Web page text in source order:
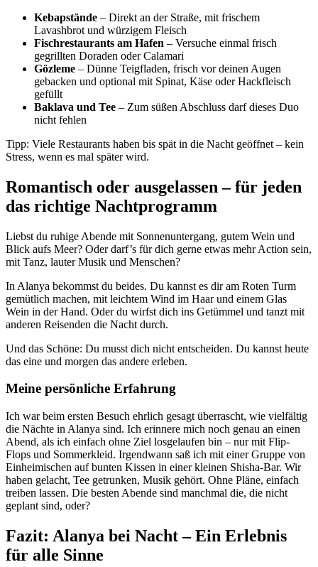
Kebapstände – Direkt an der Straße, mit frischem
Lavashbrot und würzigem Fleisch
Fischrestaurants am Hafen – Versuche einmal frisch
gegrillten Doraden oder Calamari
Gözleme – Dünne Teigfladen, frisch vor deinen Augen
gebacken und optional mit Spinat, Käse oder Hackfleisch
gefüllt
Baklava und Tee – Zum süßen Abschluss darf dieses Duo
nicht fehlen
Tipp: Viele Restaurants haben bis spät in die Nacht geöffnet – kein
Stress, wenn es mal später wird.
Romantisch oder ausgelassen – für jeden
das richtige Nachtprogramm
Liebst du ruhige Abende mit Sonnenuntergang, gutem Wein und
Blick aufs Meer? Oder darf’s für dich gerne etwas mehr Action sein,
mit Tanz, lauter Musik und Menschen?
In Alanya bekommst du beides. Du kannst es dir am Roten Turm
gemütlich machen, mit leichtem Wind im Haar und einem Glas
Wein in der Hand. Oder du wirfst dich ins Getümmel und tanzt mit
anderen Reisenden die Nacht durch.
Und das Schöne: Du musst dich nicht entscheiden. Du kannst heute
das eine und morgen das andere erleben.
Meine persönliche Erfahrung
Ich war beim ersten Besuch ehrlich gesagt überrascht, wie vielfältig
die Nächte in Alanya sind. Ich erinnere mich noch genau an einen
Abend, als ich einfach ohne Ziel losgelaufen bin – nur mit Flip-
Flops und Sommerkleid. Irgendwann saß ich mit einer Gruppe von
Einheimischen auf bunten Kissen in einer kleinen Shisha-Bar. Wir
haben gelacht, Tee getrunken, Musik gehört. Ohne Pläne, einfach
treiben lassen. Die besten Abende sind manchmal die, die nicht
geplant sind, oder?
Fazit: Alanya bei Nacht – Ein Erlebnis
für alle Sinne